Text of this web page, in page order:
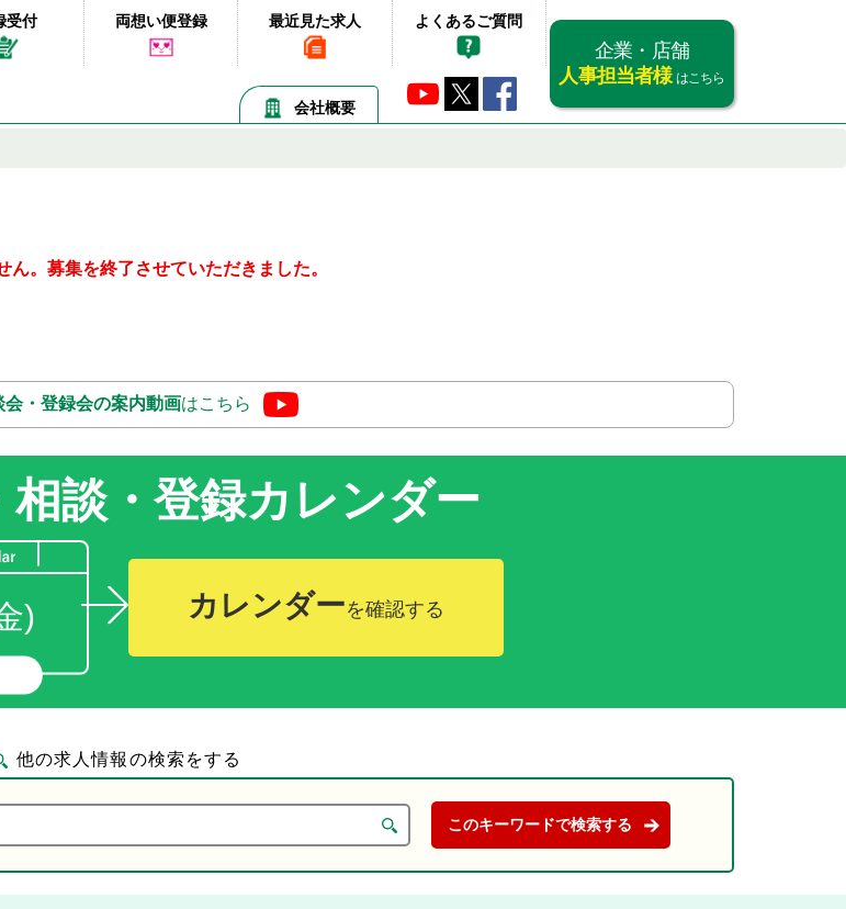
受付 両想い便登録 最近見た求人 よくあるご質問
企業・店舗
人事担当者様 はこちら
会社概要
ん。募集を終了させていただきました。
会・登録会の案内動画はこちら
相談・登録カレンダー
) カレンダーを確認する
他の求人情報の検索をする